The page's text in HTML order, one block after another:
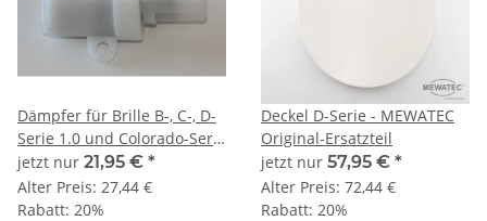
Dämpfer für Brille B-, C-, D-
Serie 1.0 und Colorado-Serie
- MEWATEC Original-
Ersatzteil
jetzt nur 21,95 € *
Alter Preis: 27,44 €
Rabatt: 20%
Deckel D-Serie - MEWATEC
Original-Ersatzteil
jetzt nur 57,95 € *
Alter Preis: 72,44 €
Rabatt: 20%